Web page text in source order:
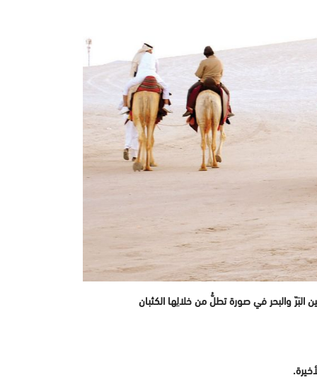
والبحر في صورة تطلُّ من خلالِها الكثبان